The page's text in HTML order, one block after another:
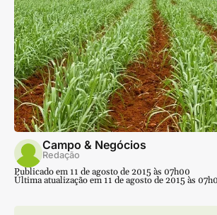
Campo & Negócios
Redação
Publicado em 11 de agosto de 2015 às 07h00
Última atualização em 11 de agosto de 2015 às